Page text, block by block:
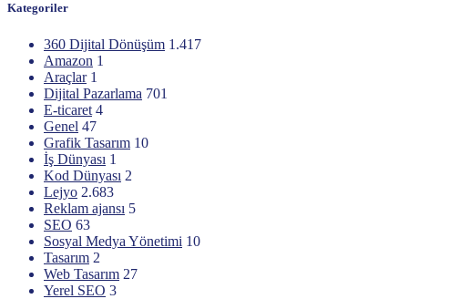
Kategoriler
360 Dijital Dönüşüm 1.417
Amazon 1
Araçlar 1
Dijital Pazarlama 701
E-ticaret 4
Genel 47
Grafik Tasarım 10
İş Dünyası 1
Kod Dünyası 2
Lejyo 2.683
Reklam ajansı 5
SEO 63
Sosyal Medya Yönetimi 10
Tasarım 2
Web Tasarım 27
Yerel SEO 3